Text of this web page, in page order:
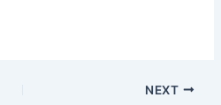
NEXT